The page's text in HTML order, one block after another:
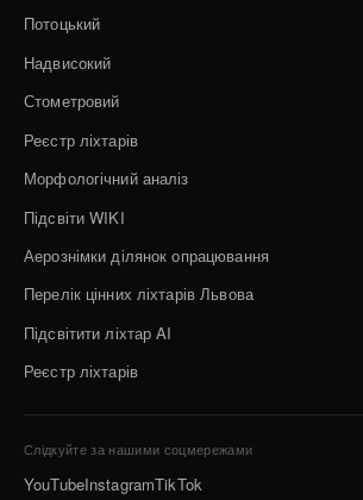
Потоцький
Надвисокий
Стометровий
Реєстр ліхтарів
Морфологічний аналіз
Підсвіти WIKI
Аерознімки ділянок опрацювання
Перелік цінних ліхтарів Львова
Підсвітити ліхтар AI
Реєстр ліхтарів
Слідкуйте за нашими соцмережами
YouTubeInstagramTikTok